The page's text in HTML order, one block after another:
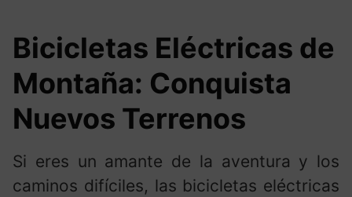
Bicicletas Eléctricas de
Montaña: Conquista
Nuevos Terrenos
Si eres un amante de la aventura y los
caminos difíciles, las bicicletas eléctricas